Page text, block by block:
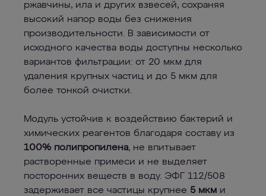
ржавчины, ила и других взвесей, сохраняя
высокий напор воды без снижения
производительности. В зависимости от
исходного качества воды доступны несколько
вариантов фильтрации: от 20 мкм для
удаления крупных частиц и до 5 мкм для
более тонкой очистки.
Модуль устойчив к воздействию бактерий и
химических реагентов благодаря составу из
100% полипропилена, не впитывает
растворенные примеси и не выделяет
посторонних веществ в воду. ЭФГ 112/508
задерживает все частицы крупнее 5 мкм и